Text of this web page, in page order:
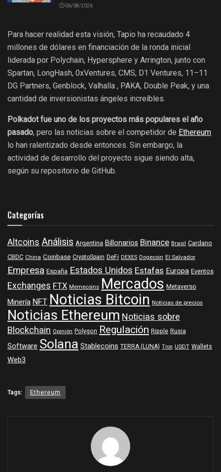
06/08/2026
Para hacer realidad esta visión, Tapio ha recaudado 4
millones de dólares en financiación de la ronda inicial
liderada por Polychain, Hypersphere y Arrington, junto con
Spartan, LongHash, 0xVentures, CMS, D1 Ventures, 11–11
DG Partners, Genblock, Valhalla , PAKA, Double Peak, y una
cantidad de inversionistas ángeles increíbles.
Polkadot fue uno de los proyectos más populares el año
pasado, pero las noticias sobre el competidor de Ethereum
lo han ralentizado desde entonces. Sin embargo, la
actividad de desarrollo del proyecto sigue siendo alta,
según su repositorio de GitHub.
Categorías
Altcoins Análisis Argentina Billonarios Binance Brasil Cardano
CBDC China Coinbase CryptoSpain DeFi DEXES Dogecoin El Salvador
Empresa España Estados Unidos Estafas Europa Eventos
Exchanges FTX Memecoins Mercados Metaverso
MineríaNFTNoticias Bitcoin Noticias de precios
Noticias EthereumNoticias sobre
Blockchain Opinión Polygon Regulación Ripple Rusia
Software SolanaStablecoins TERRA (LUNA) Tron USDT Wallets
Web3
Tags: Ethereum